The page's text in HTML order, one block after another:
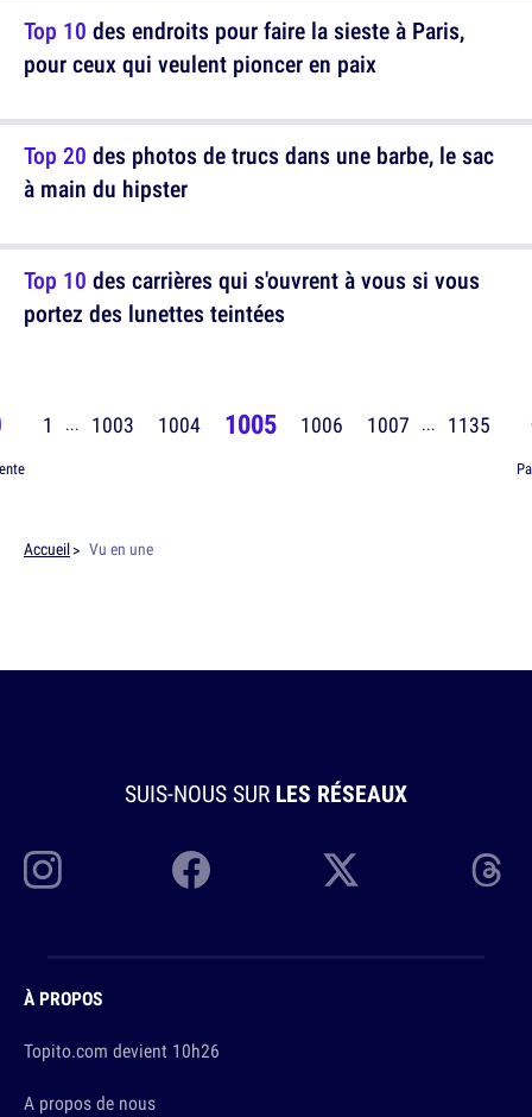
Top 20 des photos de trucs dans une barbe, le sac
à main du hipster
Top 10 des endroits pour faire la sieste à Paris,
pour ceux qui veulent pioncer en paix
Top 10 des carrières qui s'ouvrent à vous si vous
portez des lunettes teintées
1 ... 1003 1004 1005 1006 1007 ... 1135
Accueil Vu en une
SUIS-NOUS SUR LES RÉSEAUX
À PROPOS
Topito.com devient 10h26
A propos de nous